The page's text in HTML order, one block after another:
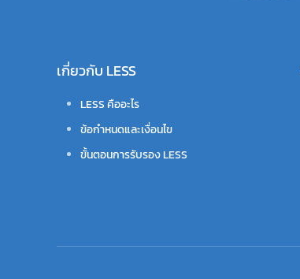
เกี่ยวกับ LESS
LESS คืออะไร
ข้อกำหนดและเงื่อนไข
ขั้นตอนการรับรอง LESS